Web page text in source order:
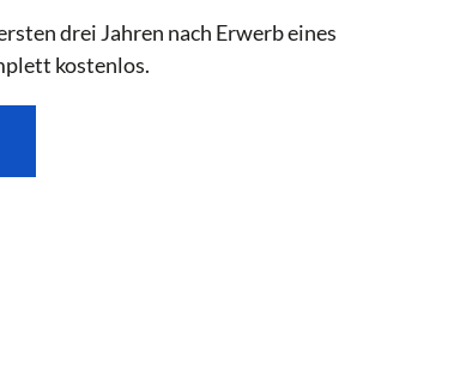
drei Jahren nach Erwerb eines
kostenlos.